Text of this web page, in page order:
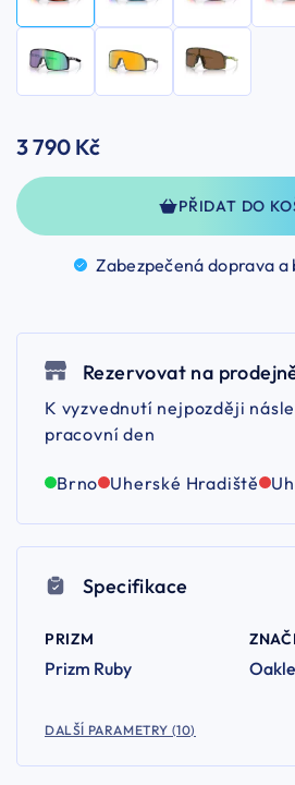
3 790 Kč
PŘIDAT DO
Zabezpečená doprava a
Rezervovat na
K vyzvednutí nejpozději
pracovní den
Brno Uherské Hradiště
Specifikace
PRIZM
Prizm Ruby
DALŠÍ PARAMETRY (10)